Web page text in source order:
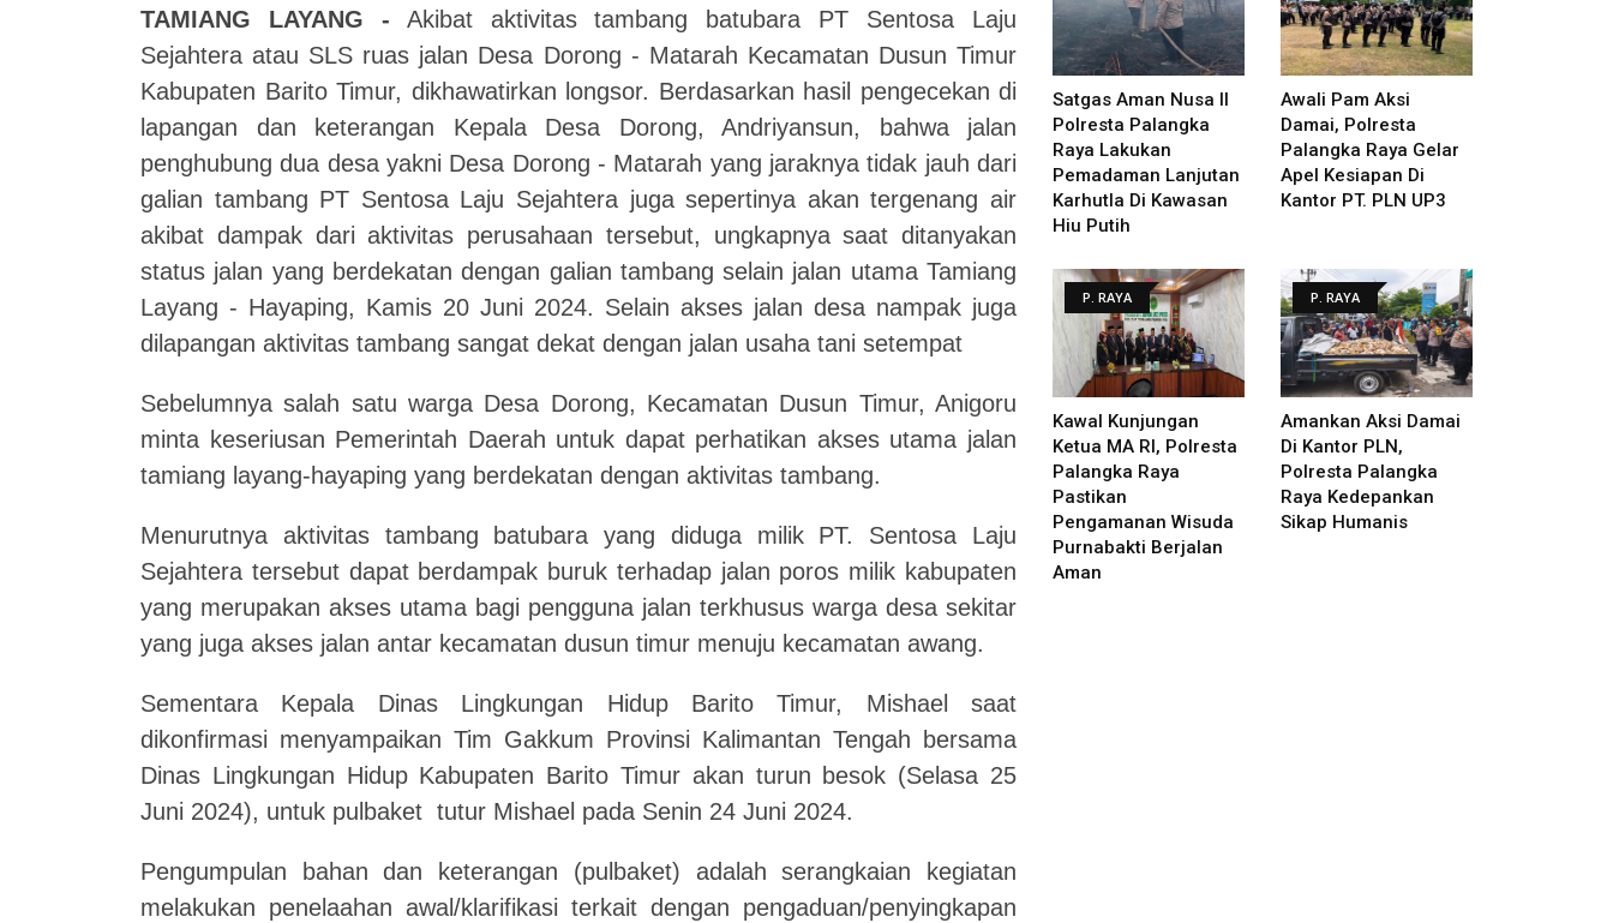
TAMIANG LAYANG - Akibat aktivitas tambang batubara PT Sentosa Laju
Sejahtera atau SLS ruas jalan Desa Dorong - Matarah Kecamatan Dusun Timur
Kabupaten Barito Timur, dikhawatirkan longsor. Berdasarkan hasil pengecekan di
lapangan dan keterangan Kepala Desa Dorong, Andriyansun, bahwa jalan
penghubung dua desa yakni Desa Dorong - Matarah yang jaraknya tidak jauh dari
galian tambang PT Sentosa Laju Sejahtera juga sepertinya akan tergenang air
akibat dampak dari aktivitas perusahaan tersebut, ungkapnya saat ditanyakan
status jalan yang berdekatan dengan galian tambang selain jalan utama Tamiang
Layang - Hayaping, Kamis 20 Juni 2024. Selain akses jalan desa nampak juga
dilapangan aktivitas tambang sangat dekat dengan jalan usaha tani setempat
Sebelumnya salah satu warga Desa Dorong, Kecamatan Dusun Timur, Anigoru
minta keseriusan Pemerintah Daerah untuk dapat perhatikan akses utama jalan
tamiang layang-hayaping yang berdekatan dengan aktivitas tambang.
Menurutnya aktivitas tambang batubara yang diduga milik PT. Sentosa Laju
Sejahtera tersebut dapat berdampak buruk terhadap jalan poros milik kabupaten
yang merupakan akses utama bagi pengguna jalan terkhusus warga desa sekitar
yang juga akses jalan antar kecamatan dusun timur menuju kecamatan awang.
Sementara Kepala Dinas Lingkungan Hidup Barito Timur, Mishael saat
dikonfirmasi menyampaikan Tim Gakkum Provinsi Kalimantan Tengah bersama
Dinas Lingkungan Hidup Kabupaten Barito Timur akan turun besok (Selasa 25
Juni 2024), untuk pulbaket tutur Mishael pada Senin 24 Juni 2024.
Pengumpulan bahan dan keterangan (pulbaket) adalah serangkaian kegiatan
melakukan penelaahan awal/klarifikasi terkait dengan pengaduan/penyingkapan
Satgas Aman Nusa II
Polresta Palangka
Raya Lakukan
Pemadaman Lanjutan
Karhutla Di Kawasan
Hiu Putih
Awali Pam Aksi
Damai, Polresta
Palangka Raya Gelar
Apel Kesiapan Di
Kantor PT. PLN UP3
P. RAYA
Kawal Kunjungan
Ketua MA RI, Polresta
Palangka Raya
Pastikan
Pengamanan Wisuda
Purnabakti Berjalan
Aman
P. RAYA
Amankan Aksi Damai
Di Kantor PLN,
Polresta Palangka
Raya Kedepankan
Sikap Humanis